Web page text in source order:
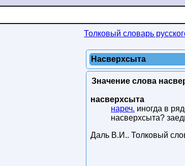
Толковый словарь
Насверхсыта
Значение слова
насверхсыта
нареч. иногда в
насверхсыта?
Даль В.И.. Толковый